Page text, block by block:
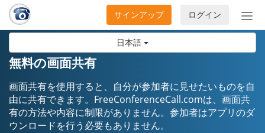
日本語
ナ
ビ
ョ
ン
の
ログイン
サインアップ
無料の画面共有
画面共有を使用すると、自分が参加者に見せたいものを自
由に共有できます。FreeConferenceCall.comは、画面共
有の方法や内容に制限がありません。参加者はアプリのダ
ウンロードを行う必要もありません。